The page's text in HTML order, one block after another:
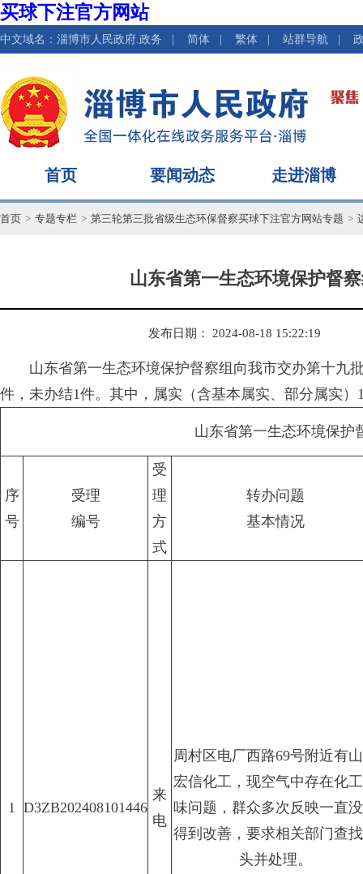
买球下注官方网站
中文域名：淄博市人民政府.政务 简体 繁体 站群导航
首页 要闻动态 走进淄博
首页 > 专题专栏 > 第三轮第三批省级生态环保督察买球下注官方网站专题 >
山东省第一生态环境保护督
发布日期： 2024-08-18 15:22:19
山东省第一生态环境保护督察组向我市交办第十九
件，未办结1件。其中，属实（含基本属实、部分属实）
山东省第一生态环境保护
序
号
受理
编号
受
理
方
式
转办问题
基本情况
1 D3ZB202408101446
来
电
周村区电厂西路69号附近有
宏信化工，现空气中存在化
味问题，群众多次反映一直
得到改善，要求相关部门查
头并处理。